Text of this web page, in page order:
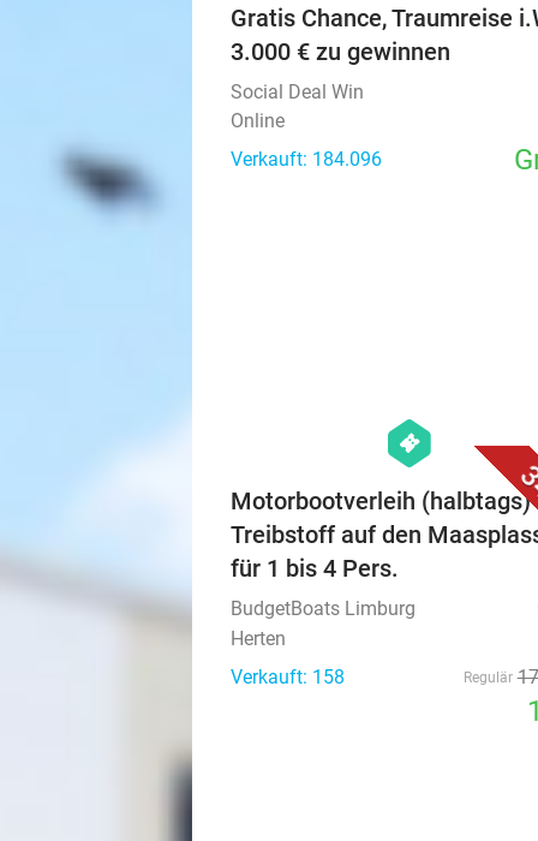
Gratis Chance, Traumreise
3.000 € zu gewinnen
Social Deal Win
Online
Verkauft: 184.096
hexagon
events
Motorbootverleih (halbtags)
Treibstoff auf den
für 1 bis 4 Pers.
BudgetBoats Limburg
Herten
Verkauft: 158
Regulär